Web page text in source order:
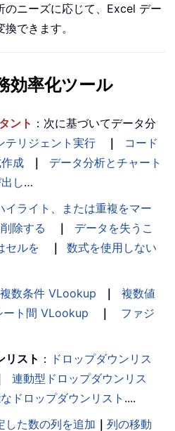
のニーズに応じて、Excel デー
できます。
効率化ツール
ント ：次に基づいてデータ分
テリジェント実行 ｜
コード
成 ｜
データ分析とチャート
し…
イライト、または重複をマー
除する ｜
データを失うこ
セルを
｜
数式を使用しない
複数条件 VLookup ｜
複数値
ート間 VLookup ｜
ファジ
リスト ： ドロップダウンリス
連動型ドロップダウンリス
ドロップダウンリスト ....
した数の列を追加 ｜ 列の移動